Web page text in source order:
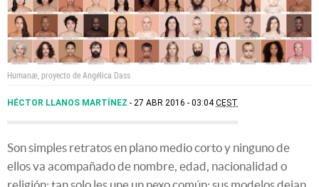
Humanæ, proyecto de Angélica Dass
HÉCTOR LLANOS MARTÍNEZ 27 ABR 2016 - 03:04CEST
Son simples retratos en plano medio corto y ninguno de
ellos va acompañado de nombre, edad, nacionalidad o